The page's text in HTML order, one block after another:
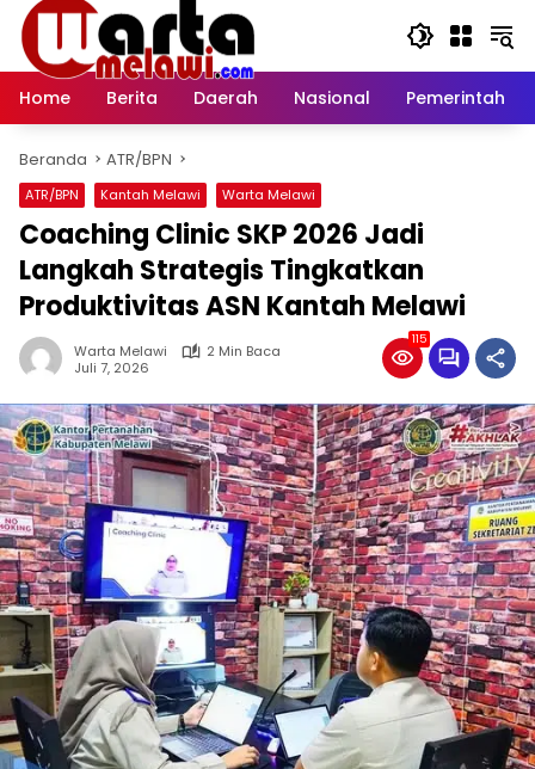
Langsung
konten
Home
Berita Daerah Nasional Pemerintah
Beranda ATR/BPN
ATR/BPN Kantah Melawi Warta Melawi
Coaching Clinic SKP 2026 Jadi
Langkah Strategis Tingkatkan
Produktivitas ASN Kantah Melawi
Warta Melawi
2 Min Baca
Juli 7, 2026
115